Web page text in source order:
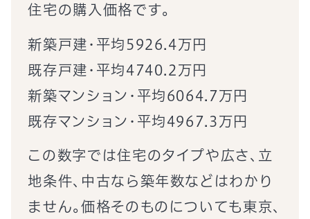
住宅の購入価格です。
新築戸建・平均5926.4万円
既存戸建・平均4740.2万円
新築マンション・平均6064.7万円
既存マンション・平均4967.3万円
この数字では住宅のタイプや広さ、立
地条件、中古なら築年数などはわかり
ません。価格そのものについても東京、